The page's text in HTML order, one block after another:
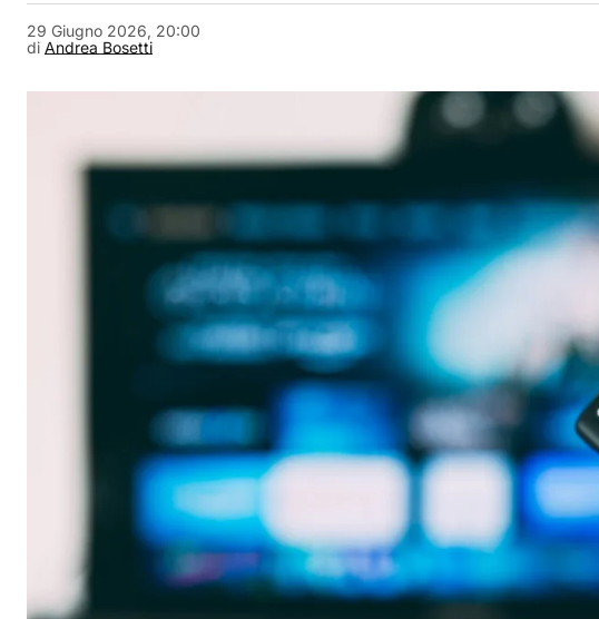
di Andrea Bosetti
29 Giugno 2026, 20:00